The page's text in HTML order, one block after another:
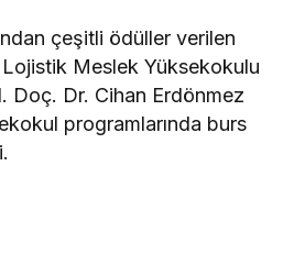
çeşitli ödüller verilen
Meslek Yüksekokulu
Doç. Dr. Cihan Erdönmez
programlarında burs